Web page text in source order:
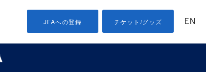
JFAへの登録 チケット/グッズ EN